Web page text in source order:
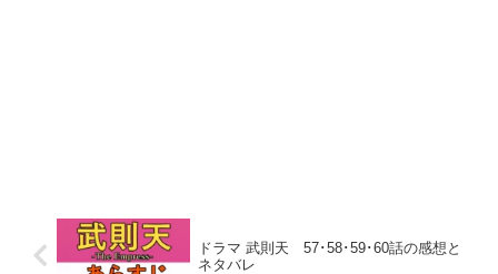
ドラマ 武則天 57･58･59･60話の感想と
ネタバレ